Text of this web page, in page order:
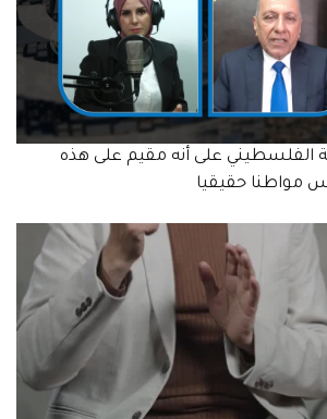
الفلسطيني على أنه مقيم على هذه
مواطنا حقيقيا